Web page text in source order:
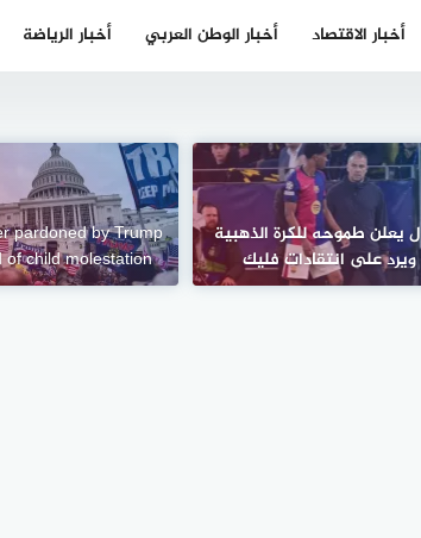
أخبار الاقتصاد أخبار الوطن العربي أخبار الرياضة
يعلن طموحه للكرة الذهبية
ويرد على انتقادات فليك
pardoned by Trump
of child molestation